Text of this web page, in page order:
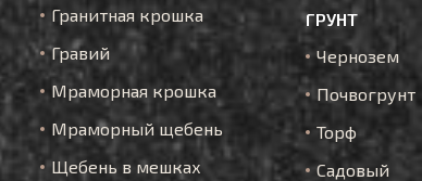
Гранитная крошка
Гравий
Мраморная крошка
Мраморный щебень
Щебень в мешках
ГРУНТ
Чернозем
Почвогрунт
Торф
Садовый